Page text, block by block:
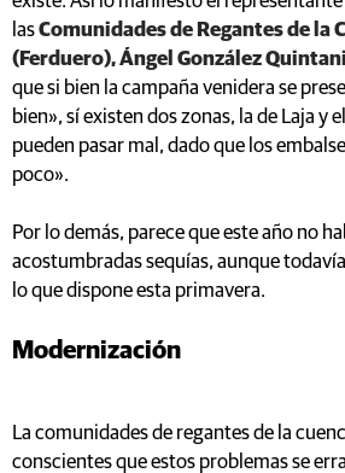
lasComunidades de Regantes de la
(Ferduero), Ángel González
que si bien la campaña venidera se
bien», sí existen dos zonas, la de Laja y
pueden pasar mal, dado que los
poco».
Por lo demás, parece que este año no
acostumbradas sequías, aunque
lo que dispone esta primavera.
Modernización
La comunidades de regantes de la
conscientes que estos problemas se